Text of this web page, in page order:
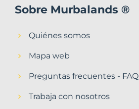
Sobre Murbalands ®
Quiénes somos
Mapa web
Preguntas frecuentes - FAQ
Trabaja con nosotros